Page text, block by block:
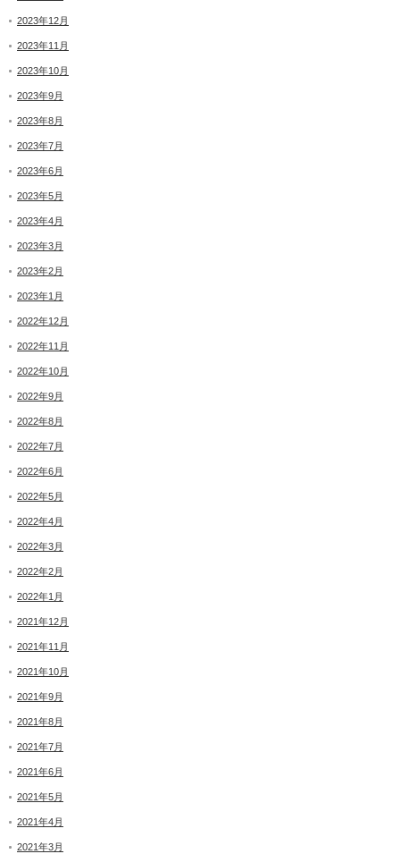
2023年12月
2023年11月
2023年10月
2023年9月
2023年8月
2023年7月
2023年6月
2023年5月
2023年4月
2023年3月
2023年2月
2023年1月
2022年12月
2022年11月
2022年10月
2022年9月
2022年8月
2022年7月
2022年6月
2022年5月
2022年4月
2022年3月
2022年2月
2022年1月
2021年12月
2021年11月
2021年10月
2021年9月
2021年8月
2021年7月
2021年6月
2021年5月
2021年4月
2021年3月